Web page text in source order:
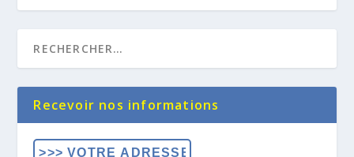
Recevoir nos informations